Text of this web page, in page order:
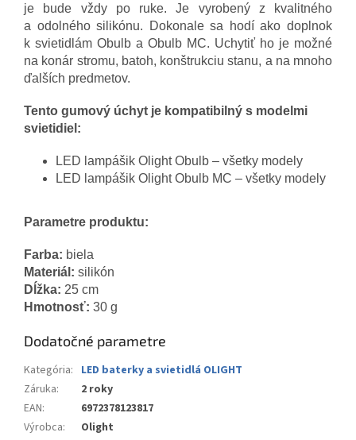
je bude vždy po ruke. Je vyrobený z kvalitného
a odolného silikónu. Dokonale sa hodí ako doplnok
k svietidlám Obulb a Obulb MC. Uchytiť ho je možné
na konár stromu, batoh, konštrukciu stanu, a na mnoho
ďalších predmetov.
Tento gumový úchyt je kompatibilný s modelmi
svietidiel:
LED lampášik Olight Obulb – všetky modely
LED lampášik Olight Obulb MC – všetky modely
Parametre produktu:
Farba: biela
Materiál: silikón
Dĺžka: 25 cm
Hmotnosť: 30 g
Dodatočné parametre
Kategória: LED baterky a svietidlá OLIGHT
Záruka:
2 roky
EAN:
6972378123817
Výrobca: Olight